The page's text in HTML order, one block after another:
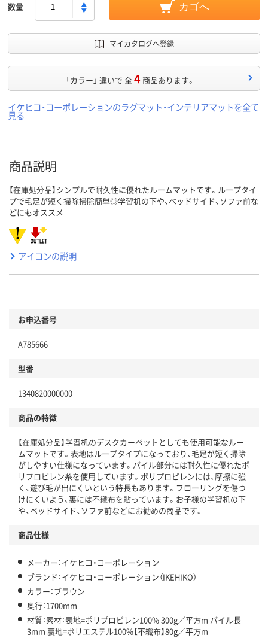
数量 カゴへ
マイカタログへ登録
「カラー」 違いで 全4 商品あります。
イケヒコ・コーポレーションのラグマット・インテリアマットを全て
見る
商品説明
【在庫処分品】シンプルで耐久性に優れたルームマットです。ループタイ
プで毛足が短く掃除掃除簡単◎学習机の下や、ベッドサイド、ソファ前な
どにもオススメ
アイコンの説明
お申込番号
A785666
型番
1340820000000
商品の特徴
【在庫処分品】学習机のデスクカーペットとしても使用可能なルー
ムマットです。表地はループタイプになっており、毛足が短く掃除
がしやすい仕様になっています。パイル部分には耐久性に優れたポ
リプロピレン糸を使用しています。ポリプロピレンには、摩擦に強
く、遊び毛が出にくいという特長もあります。フローリングを傷つ
けにくいよう、裏には不織布を貼っています。お子様の学習机の下
や、ベッドサイド、ソファ前などにお勧めの商品です。
商品仕様
メーカー：イケヒコ・コーポレーション
ブランド：イケヒコ・コーポレーション（IKEHIKO）
カラー：ブラウン
奥行：1700mm
材質：素材：表地=ポリプロピレン100% 300g／平方m パイル長
3mm 裏地=ポリエステル100%【不織布】80g／平方m